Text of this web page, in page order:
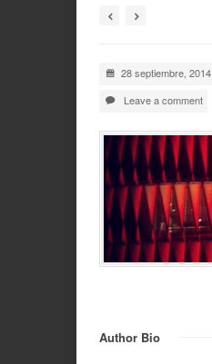
28 septiembre, 2014
Leave a comment
Author Bio